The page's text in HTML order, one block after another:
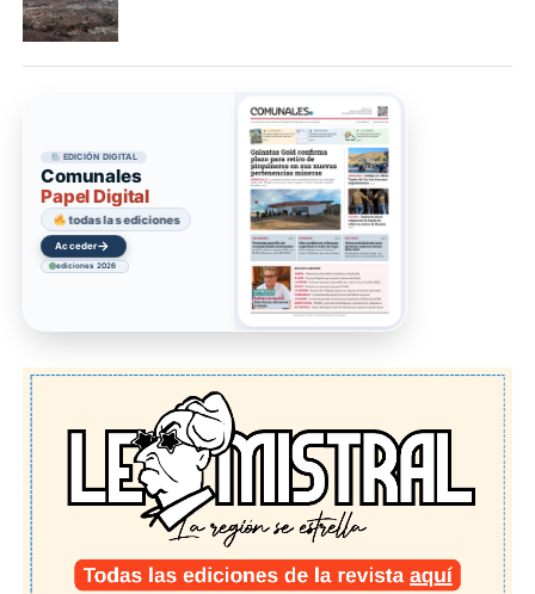
EDICIÓN DIGITAL
Comunales
Papel Digital
todas las ediciones
Acceder→
ediciones 2026